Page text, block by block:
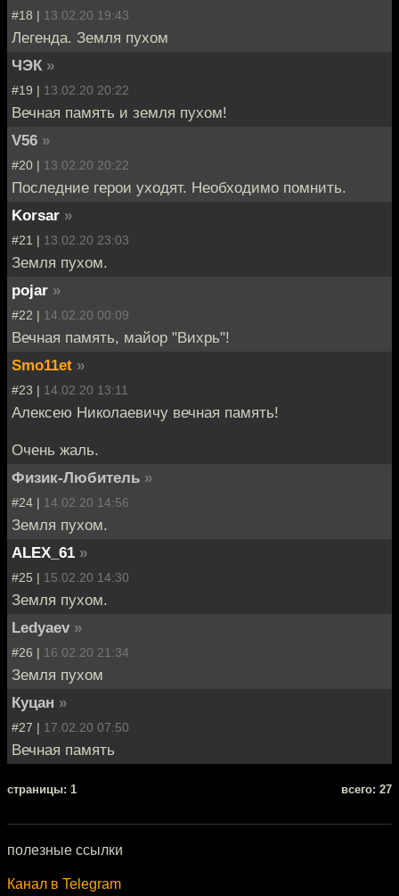
#18 | 13.02.20 19:43
Легенда. Земля пухом
ЧЭК »
#19 | 13.02.20 20:22
Вечная память и земля пухом!
V56 »
#20 | 13.02.20 20:22
Последние герои уходят. Необходимо помнить.
Korsar »
#21 | 13.02.20 23:03
Земля пухом.
pojar »
#22 | 14.02.20 00:09
Вечная память, майор "Вихрь"!
Smo11et »
#23 | 14.02.20 13:11
Алексею Николаевичу вечная память!
Очень жаль.
Физик-Любитель »
#24 | 14.02.20 14:56
Земля пухом.
ALEX_61 »
#25 | 15.02.20 14:30
Земля пухом.
Ledyaev »
#26 | 16.02.20 21:34
Земля пухом
Куцан »
#27 | 17.02.20 07:50
Вечная память
cтраницы: 1 всего: 27
полезные ссылки
Канал в Telegram